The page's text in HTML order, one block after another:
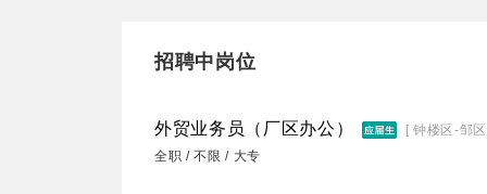
招聘中岗位
外贸业务员（厂区办公）
[ 钟楼区-邹
全职 / 不限 / 大专